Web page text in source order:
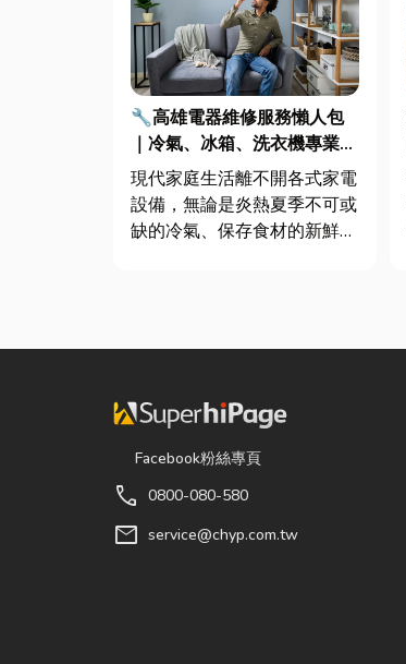
🔧高雄電器維修服務懶人包
｜冷氣、冰箱、洗衣機專業維
修
現代家庭生活離不開各式家電
設備，無論是炎熱夏季不可或
缺的冷氣、保存食材的新鮮冰
降...
Facebook粉絲專頁
call 0800-080-580
mail service@chyp.com.tw